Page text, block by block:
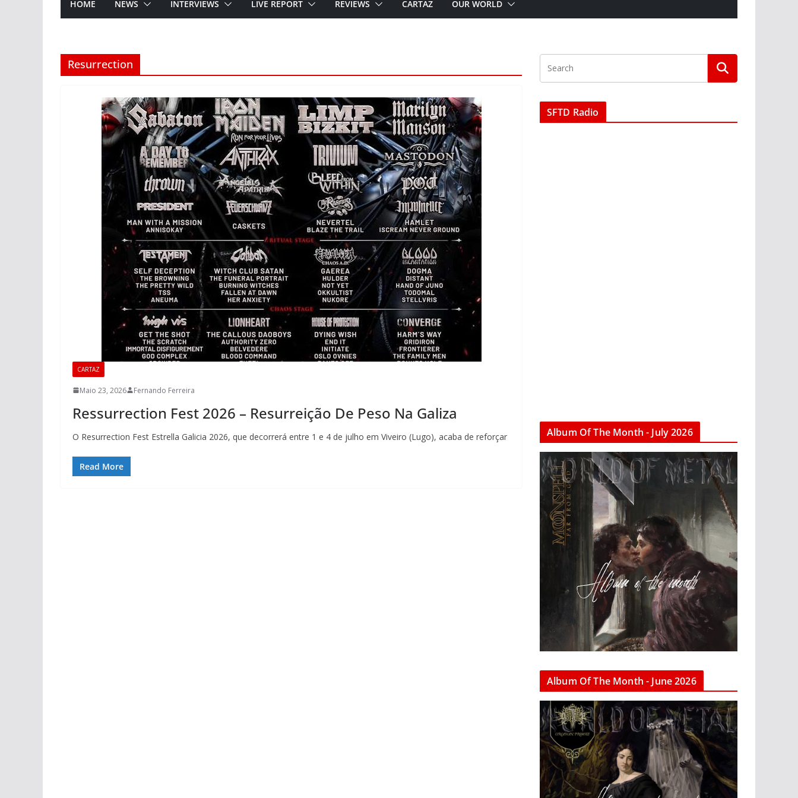
HOME NEWS INTERVIEWS LIVE REPORT REVIEWS CARTAZ OUR WORLD
Resurrection
CARTAZ
Maio 23, 2026 Fernando Ferreira
Ressurrection Fest 2026 – Resurreição De Peso Na Galiza
O Resurrection Fest Estrella Galicia 2026, que decorrerá entre 1 e 4 de julho em Viveiro (Lugo), acaba de reforçar
Read More
SFTD Radio
Album Of The Month - July 2026
Album Of The Month - June 2026